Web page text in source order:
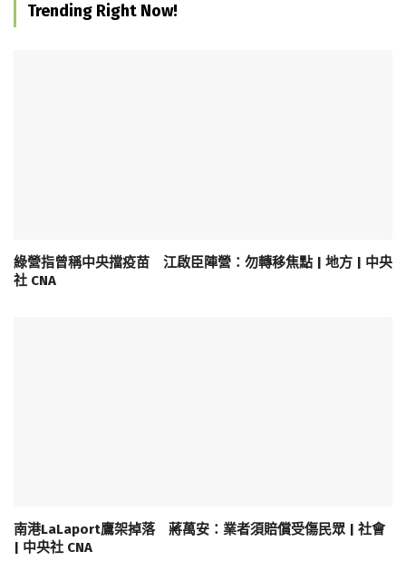
Trending Right Now!
綠營指曾稱中央擋疫苗 江啟臣陣營：勿轉移焦點 | 地方 | 中央
社 CNA
南港LaLaport鷹架掉落 蔣萬安：業者須賠償受傷民眾 | 社會
| 中央社 CNA